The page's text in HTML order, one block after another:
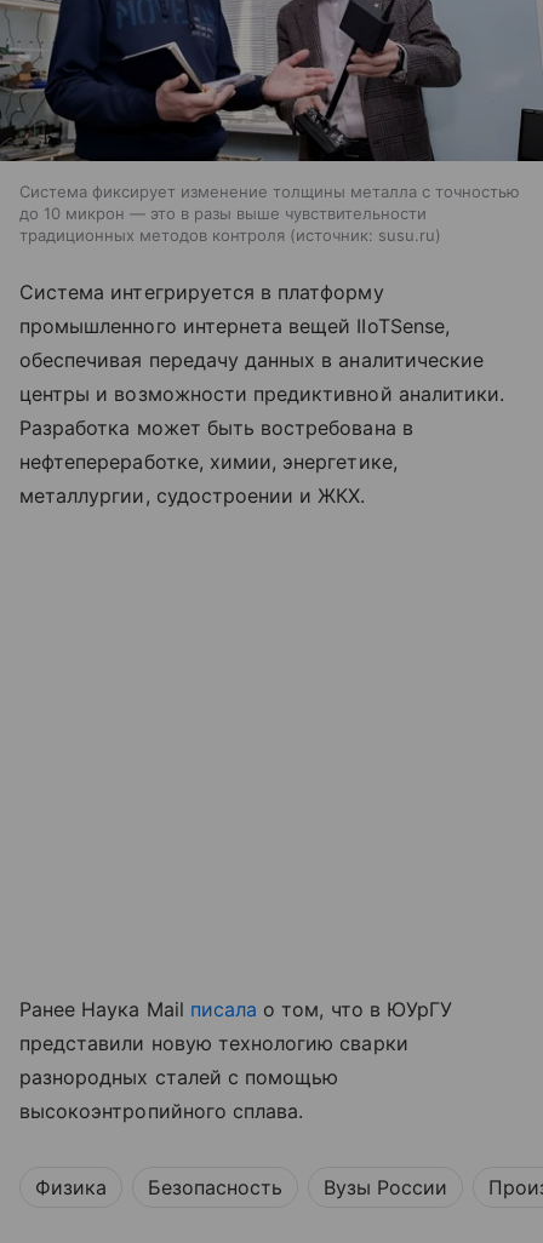
Система фиксирует изменение толщины металла с точностью
до 10 микрон — это в разы выше чувствительности
традиционных методов контроля
источник: susu.ru
Система интегрируется в платформу
промышленного интернета вещей IIoTSense,
обеспечивая передачу данных в аналитические
центры и возможности предиктивной аналитики.
Разработка может быть востребована в
нефтепереработке, химии, энергетике,
металлургии, судостроении и ЖКХ.
Ранее Наука Mail писала о том, что в ЮУрГУ
представили новую технологию сварки
разнородных сталей с помощью
высокоэнтропийного сплава.
Физика Безопасность Вузы России